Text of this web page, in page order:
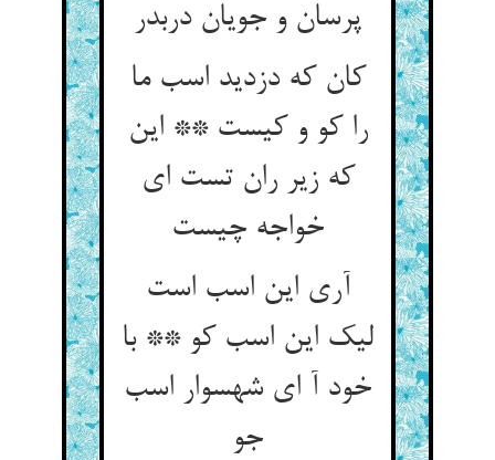
پرسان و جویان دربدر
کان که دزدید اسب ما
را کو و کیست ** این
که زیر ران تست ای
آری این اسب است
لیک این اسب کو ** با
خود آ ای شهسوار اسب
جو